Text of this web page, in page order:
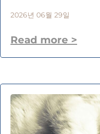
2026년 06월 29일
Read more >